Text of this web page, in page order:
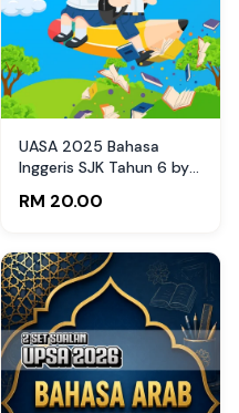
UASA 2025 Bahasa
Inggeris SJK Tahun 6 by
RM 20.00